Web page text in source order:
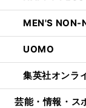
MEN'S NON-
UOMO
集英社オンラ
芸能・情報・ス